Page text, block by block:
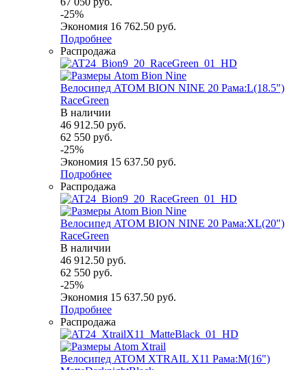
-25%
Экономия 16 762.50 руб.
Подробнее
Распродажа
Велосипед ATOM BION NINE 20 Рама:L(18.5")
RaceGreen
В наличии
46 912.50 руб.
62 550 руб.
-25%
Экономия 15 637.50 руб.
Подробнее
Распродажа
Велосипед ATOM BION NINE 20 Рама:XL(20")
RaceGreen
В наличии
46 912.50 руб.
62 550 руб.
-25%
Экономия 15 637.50 руб.
Подробнее
Распродажа
Велосипед ATOM XTRAIL X11 Рама:M(16")